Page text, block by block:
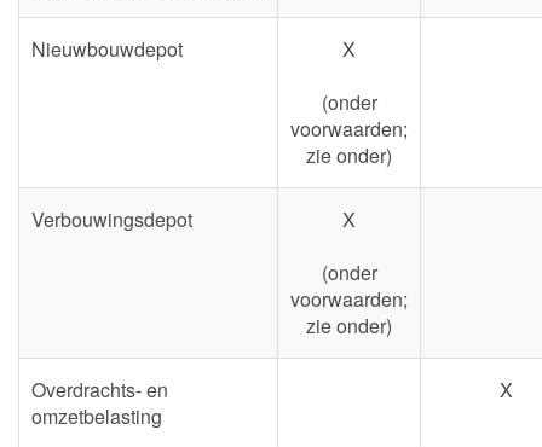
Nieuwbouwdepot
X
(onder
voorwaarden;
zie onder)
Verbouwingsdepot
X
(onder
voorwaarden;
zie onder)
Overdrachts- en
omzetbelasting
X